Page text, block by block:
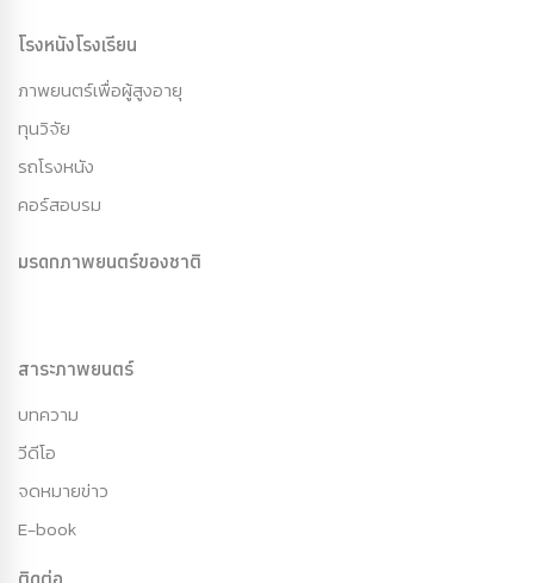
โรงหนังโรงเรียน
ภาพยนตร์เพื่อผู้สูงอายุ
ทุนวิจัย
รถโรงหนัง
คอร์สอบรม
มรดกภาพยนตร์ของชาติ
สาระภาพยนตร์
บทความ
วีดีโอ
จดหมายข่าว
E-book